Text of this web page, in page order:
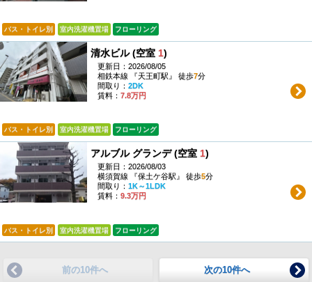
バス・トイレ別 室内洗濯機置場 フローリング
清水ビル (空室 1)
更新日：2026/08/05
相鉄本線 『天王町駅』 徒歩7分
間取り： 2DK
賃料： 7.8万円
バス・トイレ別 室内洗濯機置場 フローリング
アルブル グランデ (空室 1)
更新日：2026/08/03
横須賀線 『保土ケ谷駅』 徒歩5分
間取り： 1K～1LDK
賃料： 9.3万円
バス・トイレ別 室内洗濯機置場 フローリング
前の10件へ 次の10件へ